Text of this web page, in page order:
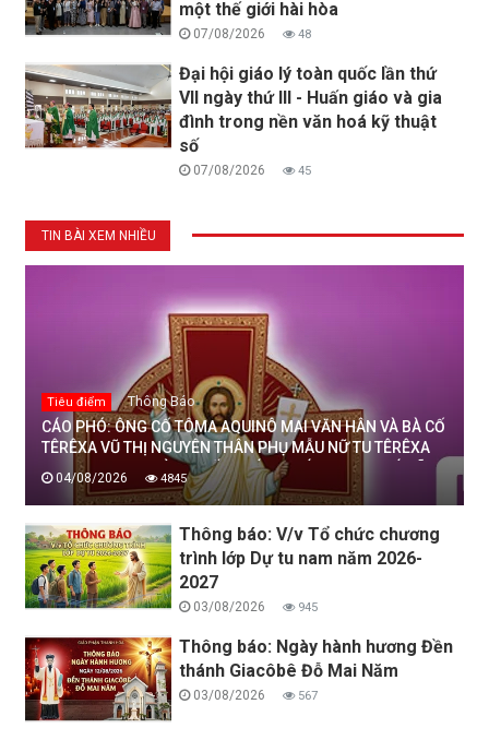
một thế giới hài hòa
07/08/2026 48
Đại hội giáo lý toàn quốc lần thứ
VII ngày thứ III - Huấn giáo và gia
đình trong nền văn hoá kỹ thuật
số
07/08/2026 45
TIN BÀI XEM NHIỀU
Tiêu điểm Thông Báo
CÁO PHÓ: ÔNG CỐ TÔMA AQUINÔ MAI VĂN HÂN VÀ BÀ CỐ
TÊRÊXA VŨ THỊ NGUYÊN THÂN PHỤ MẪU NỮ TU TÊRÊXA
MAI THỊ THỊNH, DÒNG MẾN THÁNH GIÁ THANH HOÁ ĐÃ
AN NGHỈ TRONG CHÚA, NGÀY 04/08/2026
04/08/2026 4845
Thông báo: V/v Tổ chức chương
trình lớp Dự tu nam năm 2026-
2027
03/08/2026 945
Thông báo: Ngày hành hương Đền
thánh Giacôbê Đỗ Mai Năm
03/08/2026 567